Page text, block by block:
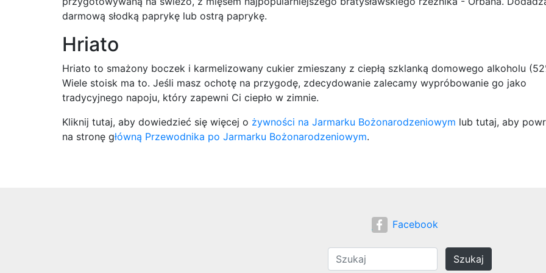
darmową słodką paprykę lub ostrą paprykę.
Hriato
Hriato to smażony boczek i karmelizowany cukier zmieszany z ciepłą szklanką domowego alkoholu
Wiele stoisk ma to. Jeśli masz ochotę na przygodę, zdecydowanie zalecamy wypróbowanie go jako
tradycyjnego napoju, który zapewni Ci ciepło w zimnie.
Kliknij tutaj, aby dowiedzieć się więcej o żywności na Jarmarku Bożonarodzeniowym lub tutaj, aby
na stronę główną Przewodnika po Jarmarku Bożonarodzeniowym.
Facebook
Szukaj